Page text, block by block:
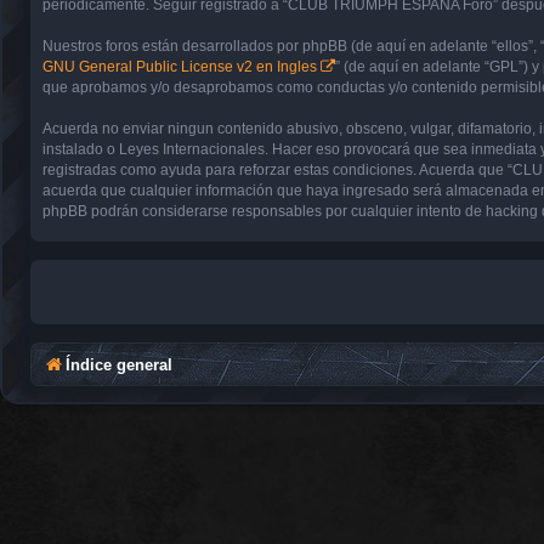
periódicamente. Seguir registrado a “CLUB TRIUMPH ESPAÑA Foro”
Nuestros foros están desarrollados por phpBB (de aquí en adelante “ellos”,
GNU General Public License v2 en Ingles
” (de aquí en adelante “GPL”)
que aprobamos y/o desaprobamos como conductas y/o contenido
Acuerda no enviar ningun contenido abusivo, obsceno, vulgar,
instalado o Leyes Internacionales. Hacer eso provocará que sea
registradas como ayuda para reforzar estas condiciones. Acuerda que
acuerda que cualquier información que haya ingresado será almacenada
phpBB podrán considerarse responsables por cualquier intento de
Índice general